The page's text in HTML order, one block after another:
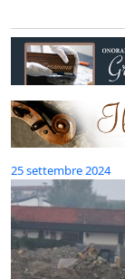
25 settembre 2024